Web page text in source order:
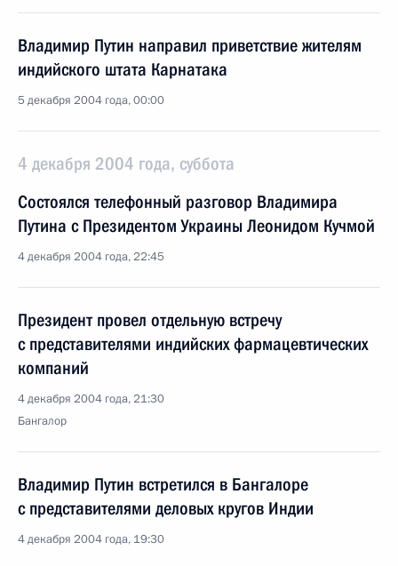
Владимир Путин направил приветствие жителям
индийского штата Карнатака
5 декабря 2004 года, 00:00
4 декабря 2004 года, суббота
Состоялся телефонный разговор Владимира
Путина с Президентом Украины Леонидом Кучмой
4 декабря 2004 года, 22:45
Президент провел отдельную встречу
с представителями индийских фармацевтических
компаний
4 декабря 2004 года, 21:30
Бангалор
Владимир Путин встретился в Бангалоре
с представителями деловых кругов Индии
4 декабря 2004 года, 19:30